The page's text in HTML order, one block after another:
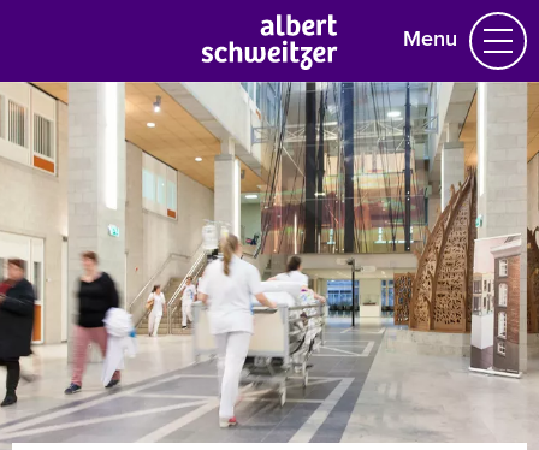
Menu
Homepage
Praktische informatie
Specialismen
Werken en leren
Medewerkers
Contact
MijnASz